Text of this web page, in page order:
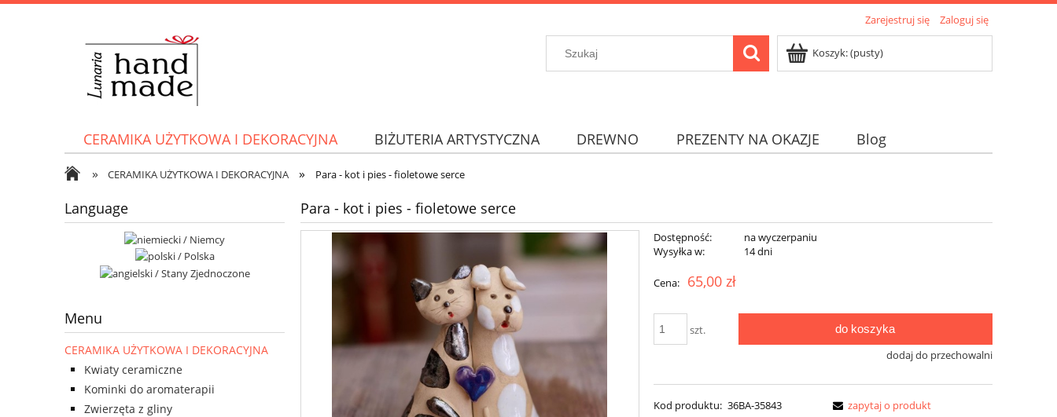
Zarejestruj się Zaloguj się
Koszyk:(pusty)
CERAMIKA UŻYTKOWA I DEKORACYJNA BIŻUTERIA ARTYSTYCZNA DREWNO PREZENTY NA OKAZJE Blog
» CERAMIKA UŻYTKOWA I DEKORACYJNA » Para - kot i pies - fioletowe serce
Language
Menu
CERAMIKA UŻYTKOWA I DEKORACYJNA
Kwiaty ceramiczne
Kominki do aromaterapii
Zwierzęta z gliny
Para - kot i pies - fioletowe serce
Dostępność:
na wyczerpaniu
Wysyłka w:
14 dni
Cena: 65,00 zł
szt. do koszyka
dodaj do przechowalni
Kod produktu: 36BA-35843
zapytaj o produkt